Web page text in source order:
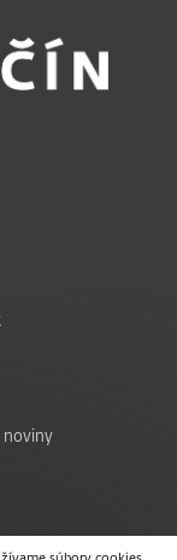
noviny